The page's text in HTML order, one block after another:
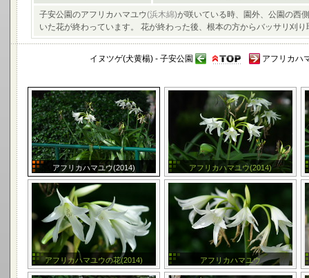
子安公園のアフリカハマユウ(浜木綿)が咲いている時、園外、公園の西
いた花が終わっています。 花が終わった後、根本の方からバッサリ刈
イヌツゲ(犬黄楊) - 子安公園 アフリカハ
アフリカハマユウ(2014) アフリカハマユウ(2014)
アフリカハマユウの花(2014) アフリカハマユウ